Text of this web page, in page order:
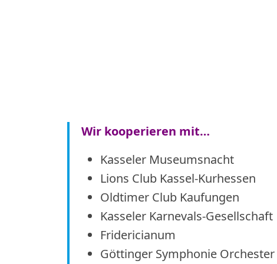
Wir kooperieren mit…
Kasseler Museumsnacht
Lions Club Kassel-Kurhessen
Oldtimer Club Kaufungen
Kasseler Karnevals-Gesellschaft
Fridericianum
Göttinger Symphonie Orchester